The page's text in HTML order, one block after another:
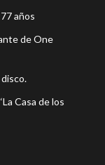
años
de One
Casa de los